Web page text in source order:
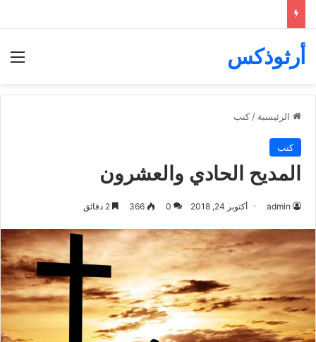
أرثوذكس
الرئيسية / كتب
كتب
المديح الحادي والعشرون
admin أكتوبر 24, 2018 0
366